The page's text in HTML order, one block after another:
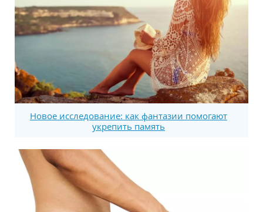
Новое исследование: как фантазии помогают
укрепить память